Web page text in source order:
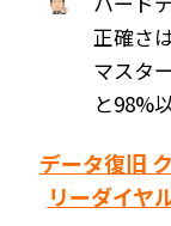
正確さ
マスタ
と98%
データ復旧
リーダイヤ